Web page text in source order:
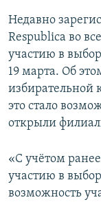
Недавно
Respublica во
участию в
19 марта. Об
избирательной
это стало
открыли
«С учётом
участию в
возможность